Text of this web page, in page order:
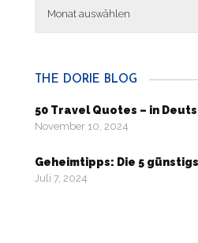
THE DORIE BLOG
50 Travel Quotes – in
November 10, 2024
Geheimtipps: Die 5
Juli 7, 2024